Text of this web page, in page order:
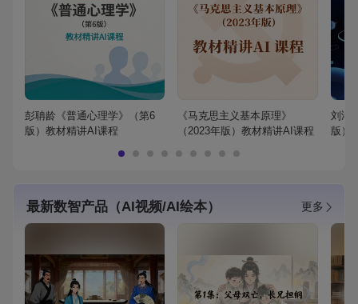
彭聃龄《普通心理学》（第6
版）教材精讲AI课程
《马克思主义基本原理》
（2023年版）教材精讲AI课程
刘鸿
版）
最新数智产品（AI视频/AI绘本） 更多